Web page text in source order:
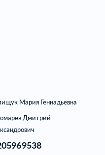
Мария Геннадьевна
Дмитрий